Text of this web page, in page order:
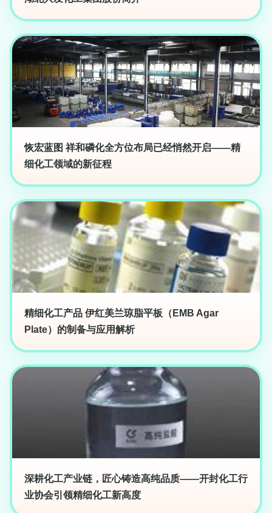
恢宏蓝图 祥和磷化全方位布局已经悄然开启——精
细化工领域的新征程
精细化工产品 伊红美兰琼脂平板（EMB Agar
Plate）的制备与应用解析
深耕化工产业链，匠心铸造高纯品质——开封化工行
业协会引领精细化工新高度